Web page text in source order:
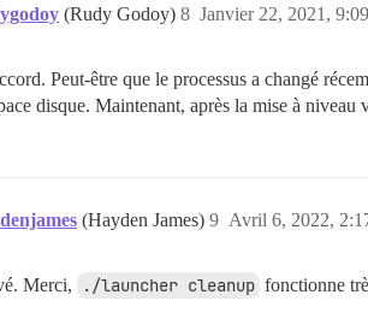
(Rudy Godoy) Janvier 22, 2021, 9:09
8
Peut-être que le processus a changé
disque. Maintenant, après la mise à niveau
(Hayden James) Avril 6, 2022,
9
Merci, ./launcher cleanup fonctionne